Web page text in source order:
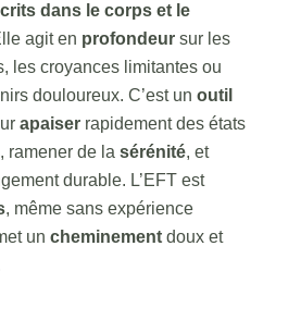
dans le corps et le
agit en profondeursur les
les croyances limitantes ou
douloureux. C’est un outil
apaiserrapidement des états
ramener de la sérénité, et
durable. L’EFT est
, même sans expérience
un cheminementdoux et